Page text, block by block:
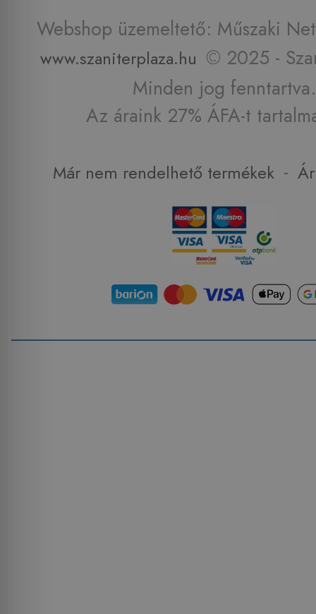
Webshop üzemeltető: Műszaki
www.szaniterplaza.hu © 2025 -
Minden jog fenntartva.
Az áraink 27% ÁFA-t
Már nem rendelhető termékek -